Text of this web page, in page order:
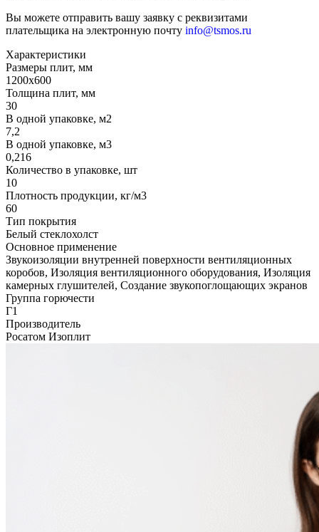
Вы можете отправить вашу заявку с реквизитами
плательщика на электронную почту info@tsmos.ru
Характеристики
Размеры плит, мм
1200х600
Толщина плит, мм
30
В одной упаковке, м2
7,2
В одной упаковке, м3
0,216
Количество в упаковке, шт
10
Плотность продукции, кг/м3
60
Тип покрытия
Белый стеклохолст
Основное применение
Звукоизоляции внутренней поверхности вентиляционных
коробов, Изоляция вентиляционного оборудования, Изоляция
камерных глушителей, Создание звукопоглощающих экранов
Группа горючести
Г1
Производитель
Росатом Изоплит